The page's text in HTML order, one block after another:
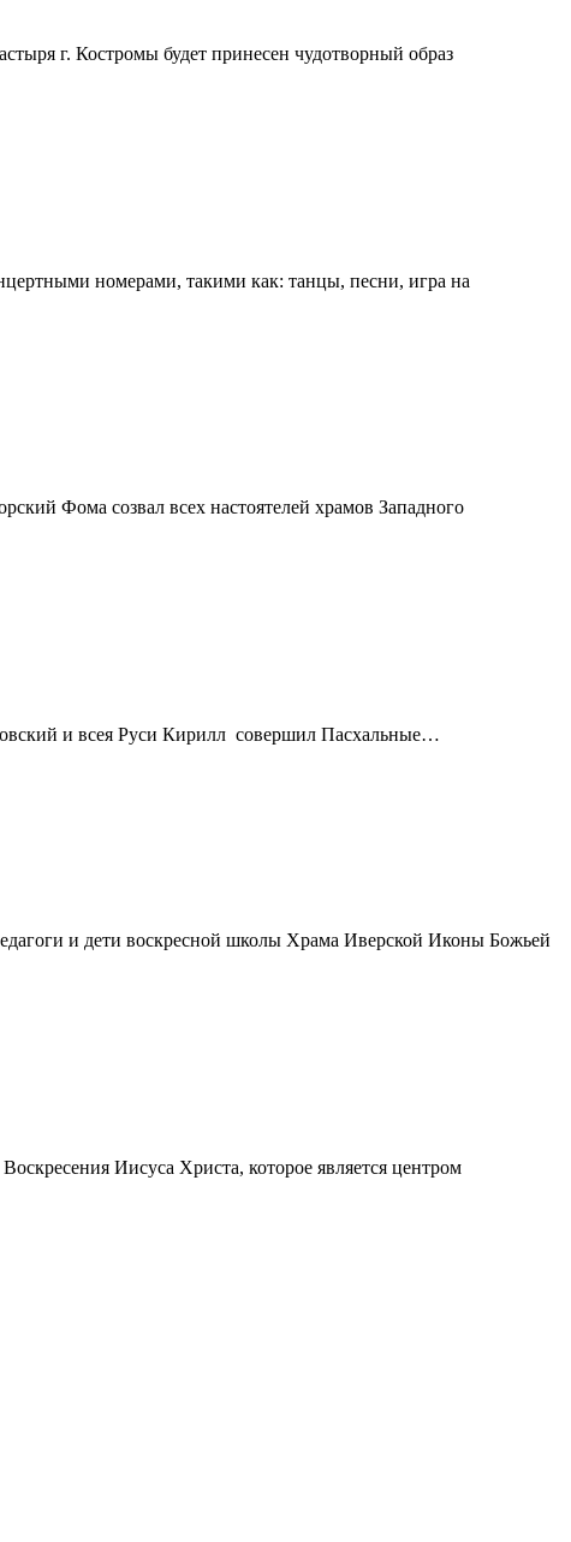
г. Костромы будет принесен чудотворный образ
номерами, такими как: танцы, песни, игра на
Фома созвал всех настоятелей храмов Западного
и всея Руси Кирилл совершил Пасхальные…
и дети воскресной школы Храма Иверской Иконы Божьей
Иисуса Христа, которое является центром